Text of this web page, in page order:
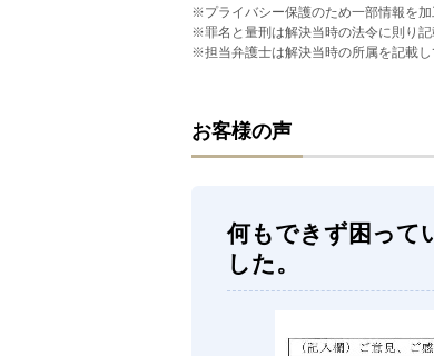
※プライバシー保護のため一部情報を加
※罪名と量刑は解決当時の法令に則り記
※担当弁護士は解決当時の所属を記載し
お客様の声
何もできず困って
した。